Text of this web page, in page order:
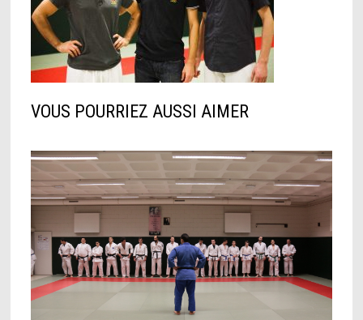
VOUS POURRIEZ AUSSI AIMER